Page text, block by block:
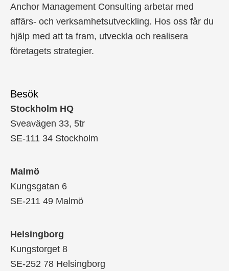
Anchor Management Consulting arbetar med
affärs- och verksamhetsutveckling. Hos oss får du
hjälp med att ta fram, utveckla och realisera
företagets strategier.
Besök
Stockholm HQ
Sveavägen 33, 5tr
SE-111 34 Stockholm
Malmö
Kungsgatan 6
SE-211 49 Malmö
Helsingborg
Kungstorget 8
SE-252 78 Helsingborg